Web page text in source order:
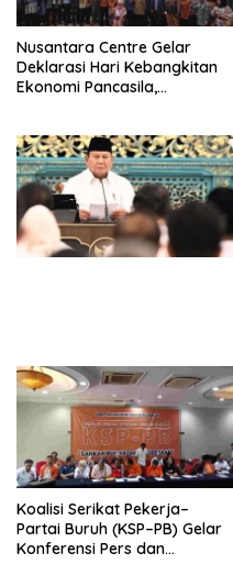
Nusantara Centre Gelar
Deklarasi Hari Kebangkitan
Ekonomi Pancasila,
Penjajahan (Pergolakan
Ekonomi Politik Indonesia) &
Simposium Nasional “Urgensi
Undang-Undang
Perekonomian Nasional dan
Kesejahteraan Sosial dalam
Koalisi Serikat Pekerja–
Partai Buruh (KSP–PB) Gelar
Konferensi Pers dan